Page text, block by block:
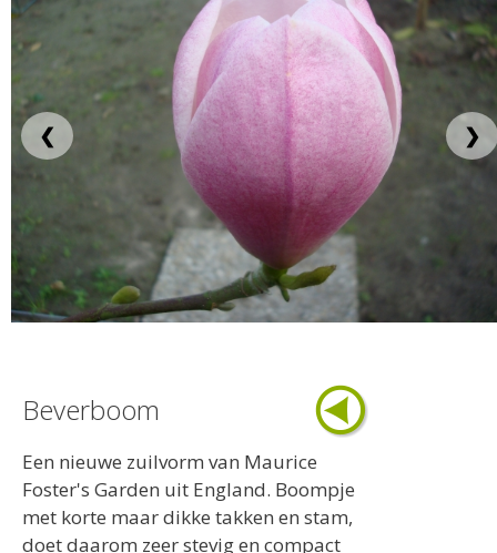
❮ ❯
Beverboom
Een nieuwe zuilvorm van Maurice
Foster's Garden uit England. Boompje
met korte maar dikke takken en stam,
doet daarom zeer stevig en compact